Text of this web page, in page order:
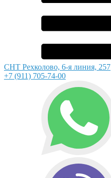
СНТ Рехколово, 6-я линия, 257
+7 (911) 705-74-00